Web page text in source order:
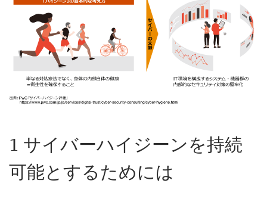
1 サイバーハイジーンを持続
可能とするためには